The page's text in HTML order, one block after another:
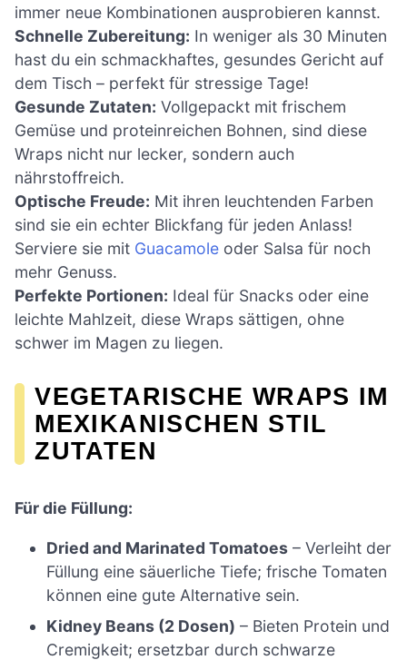
immer neue Kombinationen ausprobieren kannst.
Schnelle Zubereitung: In weniger als 30 Minuten
hast du ein schmackhaftes, gesundes Gericht auf
dem Tisch – perfekt für stressige Tage!
Gesunde Zutaten: Vollgepackt mit frischem
Gemüse und proteinreichen Bohnen, sind diese
Wraps nicht nur lecker, sondern auch
nährstoffreich.
Optische Freude: Mit ihren leuchtenden Farben
sind sie ein echter Blickfang für jeden Anlass!
Serviere sie mit Guacamole oder Salsa für noch
mehr Genuss.
Perfekte Portionen: Ideal für Snacks oder eine
leichte Mahlzeit, diese Wraps sättigen, ohne
schwer im Magen zu liegen.
VEGETARISCHE WRAPS IM
MEXIKANISCHEN STIL
ZUTATEN
Für die Füllung:
Dried and Marinated Tomatoes – Verleiht der
Füllung eine säuerliche Tiefe; frische Tomaten
können eine gute Alternative sein.
Kidney Beans (2 Dosen) – Bieten Protein und
Cremigkeit; ersetzbar durch schwarze